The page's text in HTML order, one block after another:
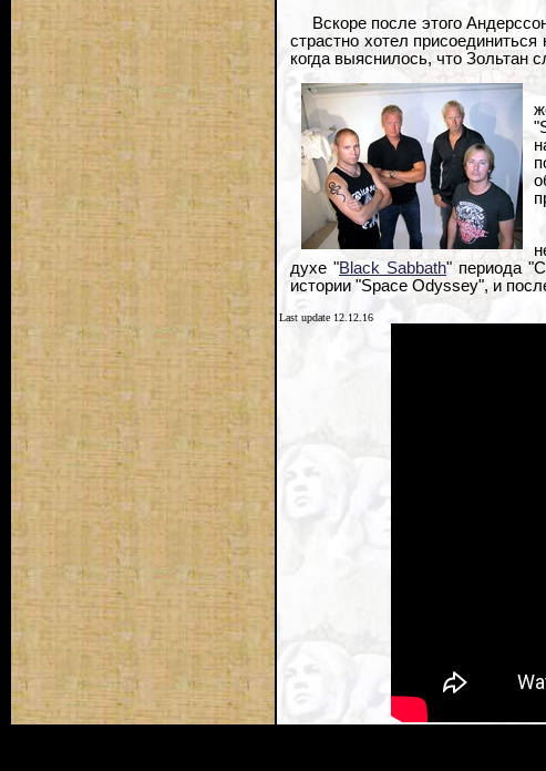
Вскоре после этого
страстно хотел
когда выяснилось, что Зольтан
духе "Black Sabbath" периода
истории "Space Odyssey", и
Last update 12.12.16